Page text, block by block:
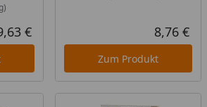
Aktueller Preis
€ 8,76 €
Zum Produkt